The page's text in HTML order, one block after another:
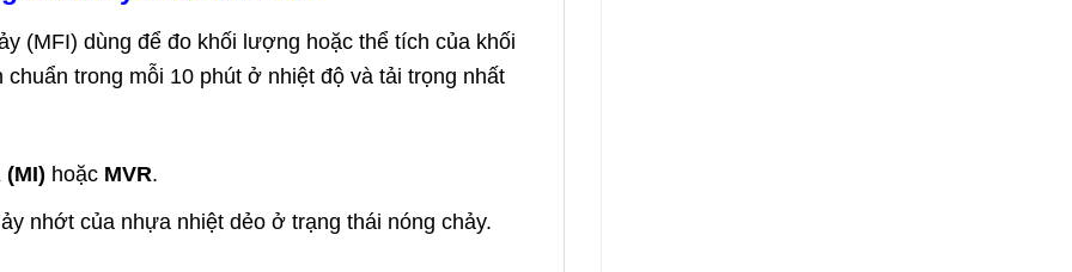
(MFI) dùng để đo khối lượng hoặc thể tích của khối
trong mỗi 10 phút ở nhiệt độ và tải trọng nhất
(MI) hoặc MVR.
nhớt của nhựa nhiệt dẻo ở trạng thái nóng chảy.